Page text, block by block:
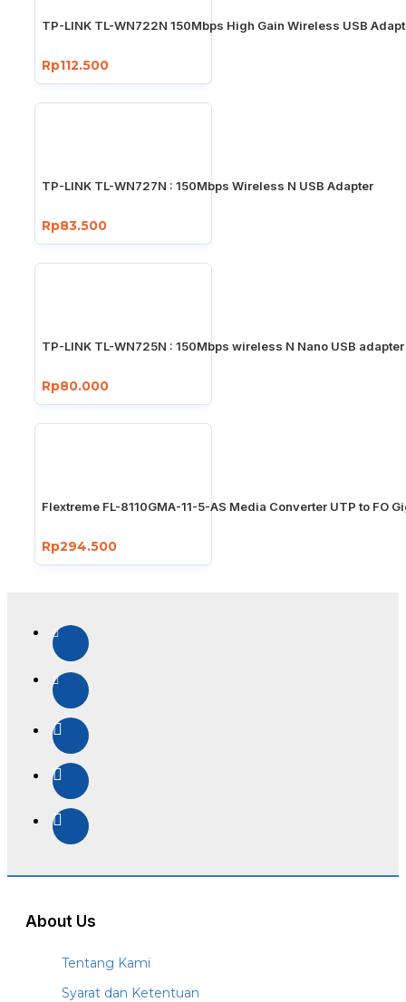
TP-LINK TL-WN722N 150Mbps High Gain Wireless USB
Rp112.500
TP-LINK TL-WN727N : 150Mbps Wireless N USB Adapter
Rp83.500
TP-LINK TL-WN725N : 150Mbps wireless N Nano USB adapter
Rp80.000
Flextreme FL-8110GMA-11-5-AS Media Converter UTP to FO
Rp294.500
About Us
Tentang Kami
Syarat dan Ketentuan